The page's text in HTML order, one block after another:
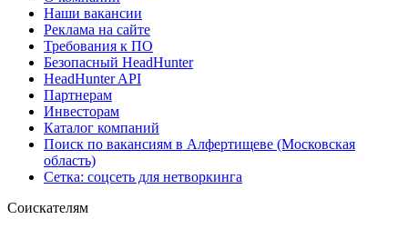
Наши вакансии
Реклама на сайте
Требования к ПО
Безопасный HeadHunter
HeadHunter API
Партнерам
Инвесторам
Каталог компаний
Поиск по вакансиям в Алфертищеве (Московская
область)
Сетка: соцсеть для нетворкинга
Соискателям